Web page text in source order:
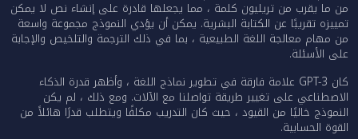
من ما يقرب من تريليون كلمة ، مما يجعلها قادرة على إنشاء نص لا يمكن
تمييزه تقريبًا عن الكتابة البشرية. يمكن أن يؤدي النموذج مجموعة واسعة
من مهام معالجة اللغة الطبيعية ، بما في ذلك الترجمة والتلخيص والإجابة
على الأسئلة.
كان GPT-3 علامة فارقة في تطوير نماذج اللغة ، وأظهر قدرة الذكاء
الاصطناعي على تغيير طريقة تواصلنا مع الآلات. ومع ذلك ، لم يكن
النموذج خاليًا من القيود ، حيث كان التدريب مكلفًا ويتطلب قدرًا هائلاً من
القوة الحسابية.